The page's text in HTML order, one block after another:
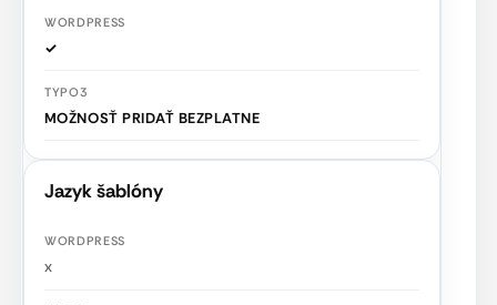
✓
MOŽNOSŤ PRIDAŤ BEZPLATNE
Jazyk šablóny
x